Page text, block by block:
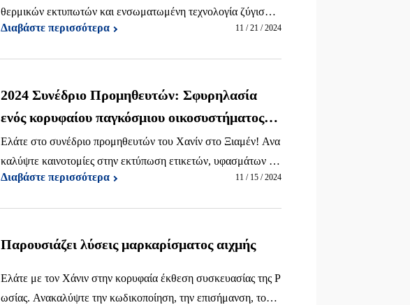
θερμικών εκτυπωτών και ενσωματωμένη τεχνολογία ζύγισης-
συσκευασίας ανοίγουν το δρόμο για έξυπνη λιανική πώληση.
Διαβάστε περισσότερα 11 / 21 / 2024
2024 Συνέδριο Προμηθευτών: Σφυρηλασία
ενός κορυφαίου παγκόσμιου οικοσυστήματος
εκτύπωσης
Ελάτε στο συνέδριο προμηθευτών του Χανίν στο Ξιαμέν! Ανα
καλύψτε καινοτομίες στην εκτύπωση ετικετών, υφασμάτων κα
ι φωτογραφιών. Ενίσχυση των δεσμών και συν-δημιουργία εν
Διαβάστε περισσότερα 11 / 15 / 2024
Παρουσιάζει λύσεις μαρκαρίσματος αιχμής
Ελάτε με τον Χάνιν στην κορυφαία έκθεση συσκευασίας της Ρ
ωσίας. Ανακαλύψτε την κωδικοποίηση, την επισήμανση, τους